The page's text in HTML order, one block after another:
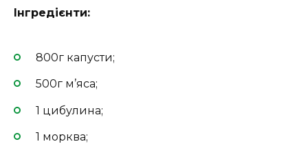
Інгредієнти:
800г капусти;
500г м’яса;
1 цибулина;
1 морква;